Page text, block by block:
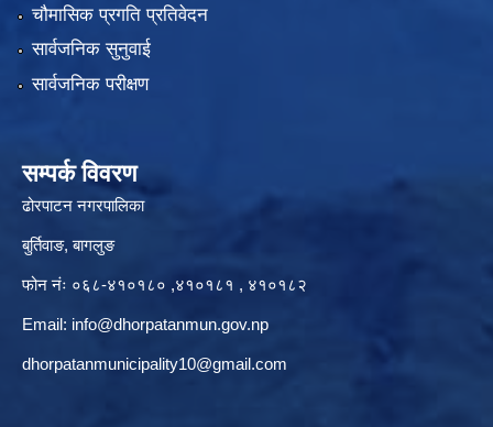
चौमासिक प्रगति प्रतिवेदन
सार्वजनिक सुनुवाई
सार्वजनिक परीक्षण
सम्पर्क विवरण
ढोरपाटन नगरपालिका
बुर्तिवाङ, बागलुङ
फोन नंः ०६८-४१०१८० ,४१०१८१ , ४१०१८२
Email: info@dhorpatanmun.gov.np
dhorpatanmunicipality10@gmail.com